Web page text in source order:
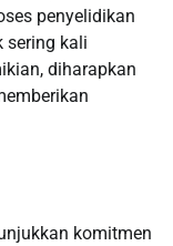
penyelidikan
sering kali
diharapkan
komitmen